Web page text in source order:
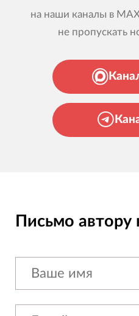
на наши каналы в
не пропускать
Письмо автору